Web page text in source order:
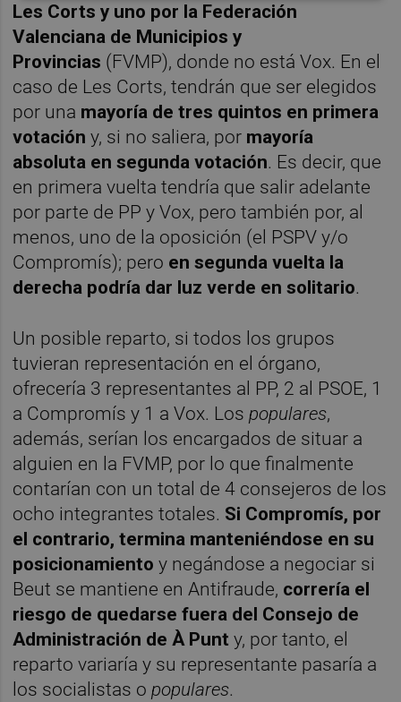
Les Corts y uno por la Federación
Valenciana de Municipios y
Provincias (FVMP), donde no está Vox. En el
caso de Les Corts, tendrán que ser elegidos
por una mayoría de tres quintos en primera
votacióny, si no saliera, por mayoría
absoluta en segunda votación. Es decir, que
en primera vuelta tendría que salir adelante
por parte de PP y Vox, pero también por, al
menos, uno de la oposición (el PSPV y/o
Compromís); pero en segunda vuelta la
derecha podría dar luz verde en solitario.
Un posible reparto, si todos los grupos
tuvieran representación en el órgano,
ofrecería 3 representantes al PP, 2 al PSOE, 1
a Compromís y 1 a Vox. Los populares,
además, serían los encargados de situar a
alguien en la FVMP, por lo que finalmente
contarían con un total de 4 consejeros de los
ocho integrantes totales. Si Compromís, por
el contrario, termina manteniéndose en su
posicionamiento y negándose a negociar si
Beut se mantiene en Antifraude, correría el
riesgo de quedarse fuera del Consejo de
Administración de À Punt y, por tanto, el
reparto variaría y su representante pasaría a
los socialistas opopulares.